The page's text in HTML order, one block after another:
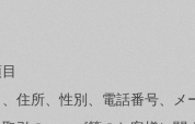
住所、性別、電話番号、メ